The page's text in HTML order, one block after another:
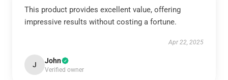
This product provides excellent value, offering
impressive results without costing a fortune.
Apr 22, 2025
J John
Verified owner